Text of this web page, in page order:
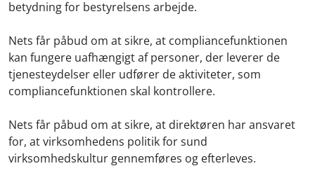
betydning for bestyrelsens arbejde.
Nets får påbud om at sikre, at compliancefunktionen
kan fungere uafhængigt af personer, der leverer de
tjenesteydelser eller udfører de aktiviteter, som
compliancefunktionen skal kontrollere.
Nets får påbud om at sikre, at direktøren har ansvaret
for, at virksomhedens politik for sund
virksomhedskultur gennemføres og efterleves.